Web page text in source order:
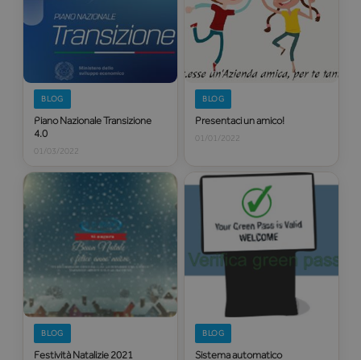
BLOG
Piano Nazionale Transizione
4.0
01/03/2022
BLOG
Presentaci un amico!
01/01/2022
BLOG
Festività Natalizie 2021
BLOG
Sistema automatico